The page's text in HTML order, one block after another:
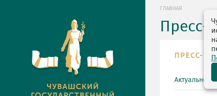
ГЛАВНАЯ
Пресс-
ПРЕСС-
Актуально